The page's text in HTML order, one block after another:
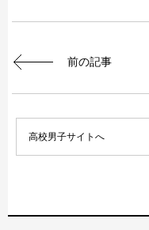
前の記事
高校男子サイトへ